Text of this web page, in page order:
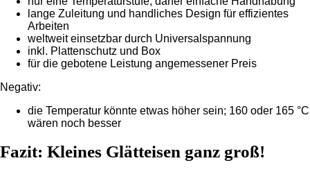
lange Zuleitung und handliches Design für effizientes
Arbeiten
weltweit einsetzbar durch Universalspannung
inkl. Plattenschutz und Box
für die gebotene Leistung angemessener Preis
Negativ:
die Temperatur könnte etwas höher sein; 160 oder 165 °C
wären noch besser
Fazit: Kleines Glätteisen ganz groß!